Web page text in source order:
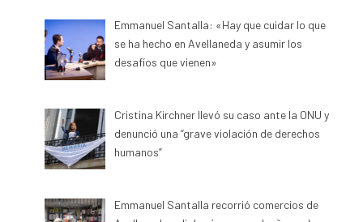
Emmanuel Santalla: «Hay que cuidar lo que
se ha hecho en Avellaneda y asumir los
desafíos que vienen»
Cristina Kirchner llevó su caso ante la ONU y
denunció una “grave violación de derechos
humanos”
Emmanuel Santalla recorrió comercios de